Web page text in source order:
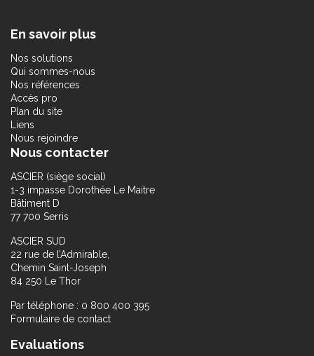
En savoir plus
Nos solutions
Qui sommes-nous
Nos références
Accès pro
Plan du site
Liens
Nous rejoindre
Nous contacter
ASCIER (siège social)
1-3 impasse Dorothée Le Maitre
Bâtiment D
77 700 Serris
ASCIER SUD
22 rue de l’Admirable,
Chemin Saint-Joseph
84 250 Le Thor
Par téléphone : 0 800 400 395
Formulaire de contact
Evaluations